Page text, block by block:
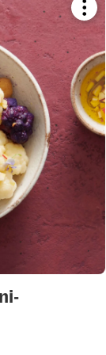
recipe
or
add
it
to
your